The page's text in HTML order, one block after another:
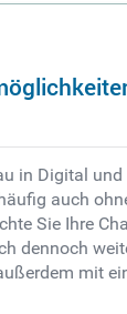
in Digital und
auch
Sie Ihre
dennoch
mit